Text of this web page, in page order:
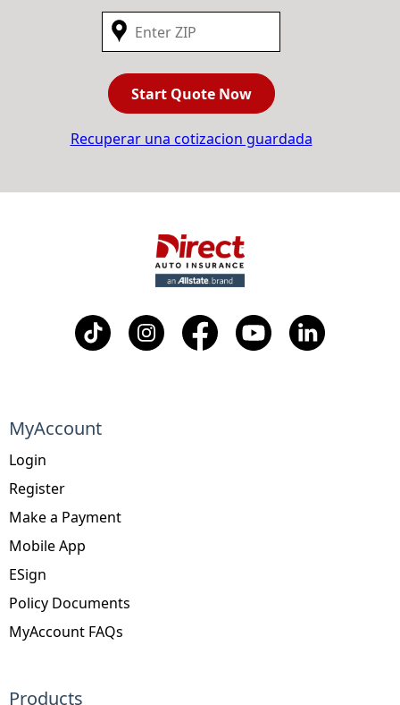
Start Quote Now
Recuperar una cotizacion guardada
Products
MyAccount
Login
Register
Make a Payment
Mobile App
ESign
Policy Documents
MyAccount FAQs